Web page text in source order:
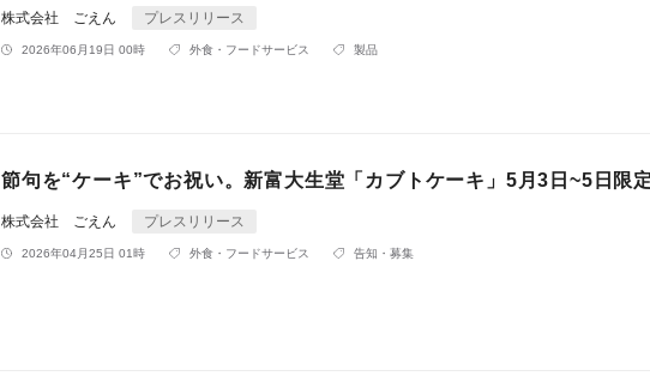
株式会社 ごえん プレスリリース
2026年06月19日 00時 外食・フードサービス 製品
節句を“ケーキ”でお祝い。新富大生堂「カブトケーキ」5月3日~5日限
株式会社 ごえん プレスリリース
2026年04月25日 01時 外食・フードサービス 告知・募集